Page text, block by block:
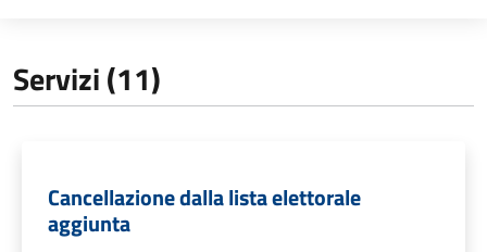
Servizi (11)
Cancellazione dalla lista elettorale
aggiunta